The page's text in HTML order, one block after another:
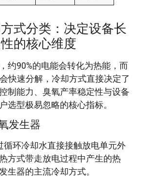
式分类：决定设备长
的核心维度
约90%的电能会转化为热能，而
快速分解，冷却方式直接决定了
制能力、臭氧产率稳定性与设备
选型极易忽略的核心指标。
发生器
循环冷却水直接接触放电单元外
方式带走放电过程中产生的热
生器的主流冷却方式。